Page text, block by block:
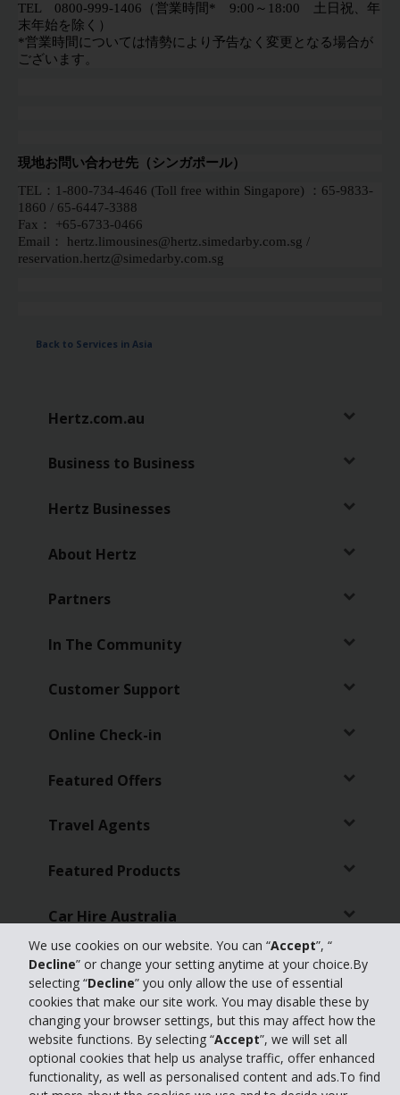
We use cookies on our website. You can “Accept”, “
Decline” or change your setting anytime at your choice.By
selecting “Decline” you only allow the use of essential
cookies that make our site work. You may disable these by
changing your browser settings, but this may affect how the
website functions. By selecting “Accept”, we will set all
optional cookies that help us analyse traffic, offer enhanced
functionality, as well as personalised content and ads.To find
TEL 0800-999-1406（営業時間* 9:00～18:00 土日祝、年
末年始を除く）
*営業時間については情勢により予告なく変更となる場合が
ございます。
現地お問い合わせ先（シンガポール）
TEL：1-800-734-4646 (Toll free within Singapore) ：65-9833-
1860 / 65-6447-3388
Fax： +65-6733-0466
Email： hertz.limousines@hertz.simedarby.com.sg /
reservation.hertz@simedarby.com.sg
Back to Services in Asia
Hertz.com.au
Business to Business
Hertz Businesses
About Hertz
Partners
In The Community
Customer Support
Online Check-in
Featured Offers
Travel Agents
Featured Products
Car Hire Australia
Global Car Hire Destinations
Top Australian Car Hire Locations
© 2026 The Hertz Corporation. Hertz is committed to your privacy. For